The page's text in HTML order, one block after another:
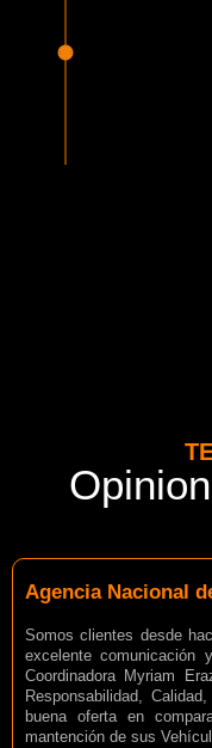
Agencia Nacional
Somos clientes desde
excelente comunicación
Coordinadora Myriam
Responsabilidad,
buena oferta en
mantención de sus